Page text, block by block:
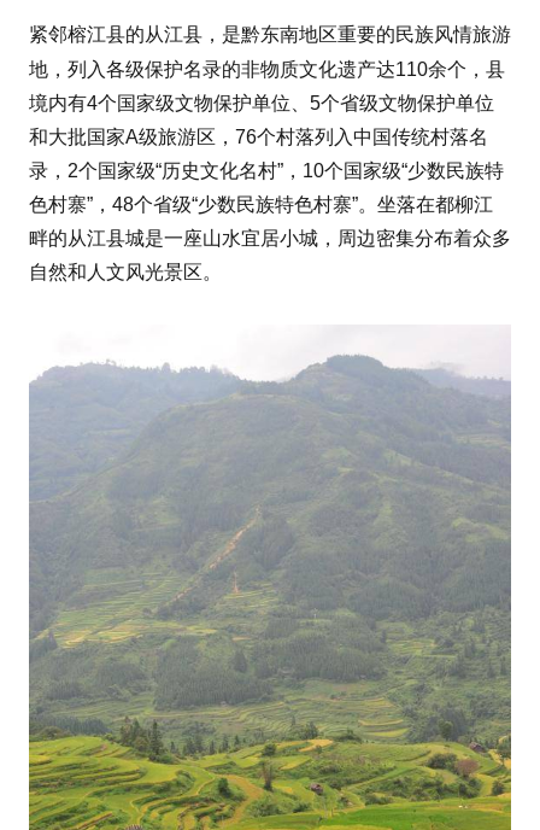
紧邻榕江县的从江县，是黔东南地区重要的民族风情旅游
地，列入各级保护名录的非物质文化遗产达110余个，县
境内有4个国家级文物保护单位、5个省级文物保护单位
和大批国家A级旅游区，76个村落列入中国传统村落名
录，2个国家级“历史文化名村”，10个国家级“少数民族特
色村寨”，48个省级“少数民族特色村寨”。坐落在都柳江
畔的从江县城是一座山水宜居小城，周边密集分布着众多
自然和人文风光景区。